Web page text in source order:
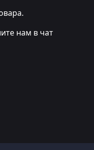
нам в чат